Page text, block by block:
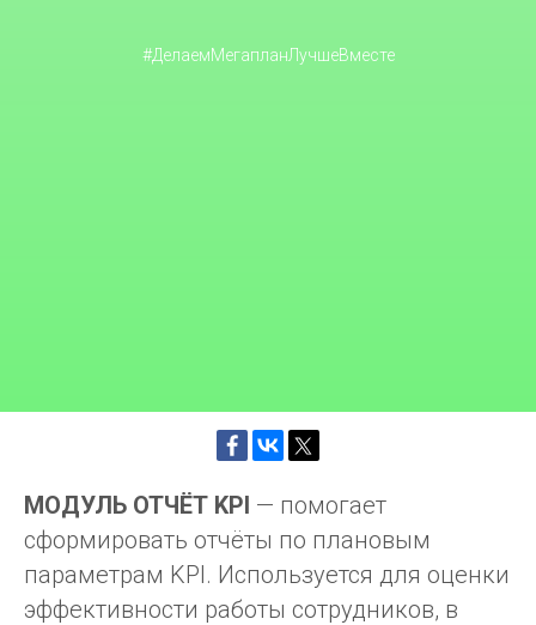
#ДелаемМегапланЛучшеВместе
МОДУЛЬ ОТЧЁТ KPI — помогает
сформировать отчёты по плановым
параметрам KPI. Используется для оценки
эффективности работы сотрудников, в